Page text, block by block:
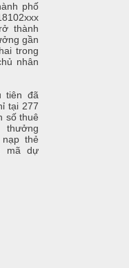
phố
thành
gần
trong
nhân
tiên đã
tại 277
số thuê
thẻ
mã dự